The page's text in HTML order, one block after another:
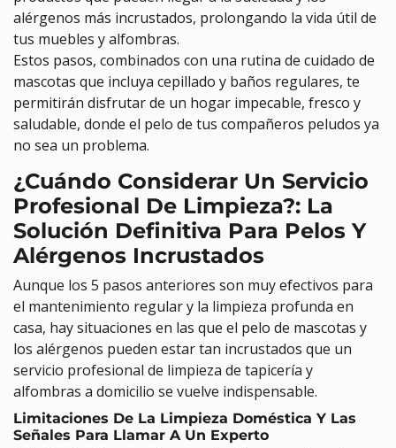
alérgenos más incrustados, prolongando la vida útil de
tus muebles y alfombras.
Estos pasos, combinados con una rutina de cuidado de
mascotas que incluya cepillado y baños regulares, te
permitirán disfrutar de un hogar impecable, fresco y
saludable, donde el pelo de tus compañeros peludos ya
no sea un problema.
¿Cuándo Considerar Un Servicio
Profesional De Limpieza?: La
Solución Definitiva Para Pelos Y
Alérgenos Incrustados
Aunque los 5 pasos anteriores son muy efectivos para
el mantenimiento regular y la limpieza profunda en
casa, hay situaciones en las que el pelo de mascotas y
los alérgenos pueden estar tan incrustados que un
servicio profesional de limpieza de tapicería y
alfombras a domicilio se vuelve indispensable.
Limitaciones De La Limpieza Doméstica Y Las
Señales Para Llamar A Un Experto